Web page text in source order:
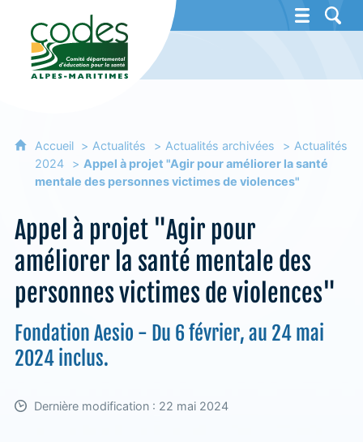
CoDES 06 - Comité départemental
Accueil Actualités Actualités archivées
Actualités
2024
Appel à projet "Agir pour améliorer la santé
mentale des personnes victimes de violences"
Appel à projet "Agir pour
améliorer la santé mentale des
personnes victimes de violences"
Fondation Aesio - Du 6 février, au 24 mai
2024 inclus.
Dernière modification : 22 mai 2024